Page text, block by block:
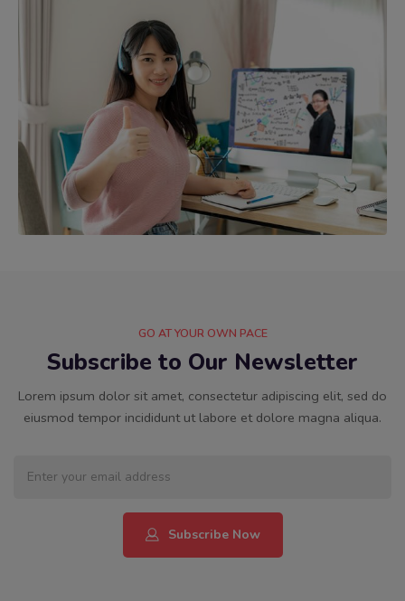
GO AT YOUR OWN PACE
Subscribe to Our Newsletter
Lorem ipsum dolor sit amet, consectetur adipiscing elit, sed do
eiusmod tempor incididunt ut labore et dolore magna aliqua.
Subscribe Now